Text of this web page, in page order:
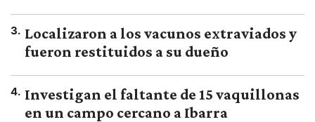
3. Localizaron a los vacunos extraviados y
fueron restituidos a su dueño
4. Investigan el faltante de 15 vaquillonas
en un campo cercano a Ibarra